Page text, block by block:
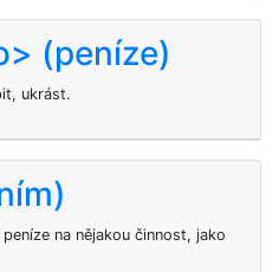
(peníze)
ukrást.
na nějakou činnost, jako